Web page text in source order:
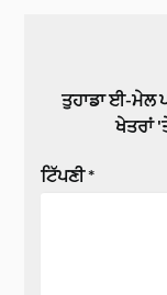
ਤੁਹਾਡਾ ਈ-ਮੇਲ
ਖੇਤਰਾਂ
ਟਿੱਪਣੀ*